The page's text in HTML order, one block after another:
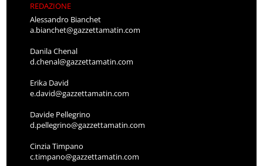
REDAZIONE
Alessandro Bianchet
a.bianchet@gazzettamatin.com
Danila Chenal
d.chenal@gazzettamatin.com
Erika David
e.david@gazzettamatin.com
Davide Pellegrino
d.pellegrino@gazzettamatin.com
Cinzia Timpano
c.timpano@gazzettamatin.com